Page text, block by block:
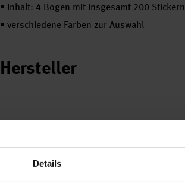
Details
• Inhalt: 4 Bogen mit insgesamt 200 Stickern
• verschiedene Farben zur Auswahl
Hersteller